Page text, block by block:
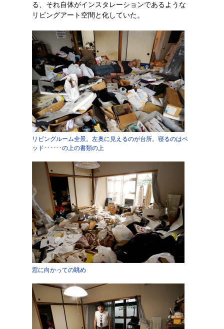
る、それ自体がインスタレーションであるような
リビングアート空間と化していた。
リビングルーム全景。左奥に見えるのが台所。寝るのはベ
ッド･･････の上の書類の上
窓に向かっての眺め